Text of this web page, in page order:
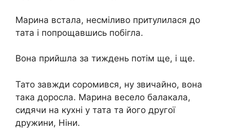
Марина встала, несміливо притулилася до
тата і попрощавшись побігла.
Вона прийшла за тиждень потім ще, і ще.
Тато завжди соромився, ну звичайно, вона
така доросла. Марина весело балакала,
сидячи на кухні у тата та його другої
дружини, Ніни.